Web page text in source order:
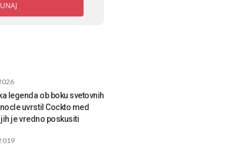
legenda ob boku svetovnih
uvrstil Cockto med
jih je vredno poskusiti